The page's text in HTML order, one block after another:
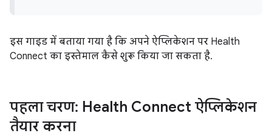
इस गाइड में बताया गया है कि अपने ऐप्लिकेशन पर Health
Connect का इस्तेमाल कैसे शुरू किया जा सकता है.
पहला चरण: Health Connect ऐप्लिकेशन
तैयार करना